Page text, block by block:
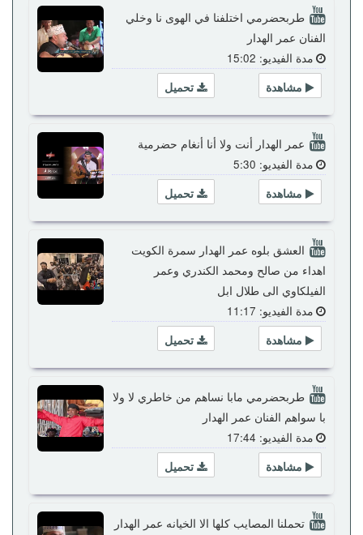
طربحضرمي اختلفنا في الهوى نا وخلي
الفنان عمر الهدار
مدة الفيديو: 15:02
تحميل
مشاهدة
عمر الهدار أنت ولا أنا أنغام حضرمية
مدة الفيديو: 5:30
تحميل
مشاهدة
العشق بلوه عمر الهدار سمرة الكويت
اهداء من صالح ومحمد الكندري وعمر
الفيلكاوي الى طلال ابل
مدة الفيديو: 11:17
تحميل
مشاهدة
طربحضرمي مابا نساهم من خاطري لا ولا
با سواهم الفنان عمر الهدار
مدة الفيديو: 17:44
تحميل
مشاهدة
تحملنا المصايب كلها الا الخيانه عمر الهدار